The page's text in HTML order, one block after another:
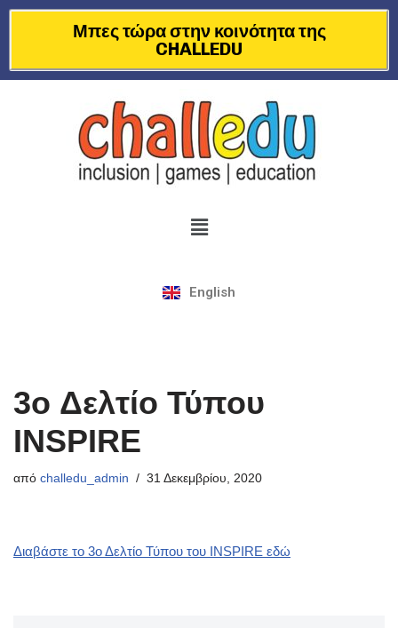
στο
Μπες τώρα στην κοινότητα της
CHALLEDU
English
3o Δελτίο Τύπου
INSPIRE
από challedu_admin 31 Δεκεμβρίου, 2020
Διαβάστε το 3ο Δελτίο Τύπου του INSPIRE εδώ